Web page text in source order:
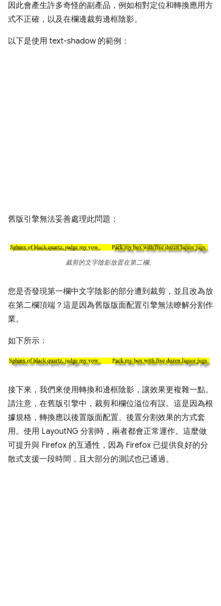
因此會產生許多奇怪的副產品，例如相對定位和轉換應用方
式不正確，以及在欄邊裁剪邊框陰影。
以下是使用 text-shadow 的範例：
舊版引擎無法妥善處理此問題：
裁剪的文字陰影放置在第二欄。
您是否發現第一欄中文字陰影的部分遭到裁剪，並且改為放
在第二欄頂端？這是因為舊版版面配置引擎無法瞭解分割作
業。
如下所示：
接下來，我們來使用轉換和邊框陰影，讓效果更複雜一點。
請注意，在舊版引擎中，裁剪和欄位溢位有誤。這是因為根
據規格，轉換應以後置版面配置、後置分割效果的方式套
用。使用 LayoutNG 分割時，兩者都會正常運作。這麼做
可提升與 Firefox 的互通性，因為 Firefox 已提供良好的分
散式支援一段時間，且大部分的測試也已通過。